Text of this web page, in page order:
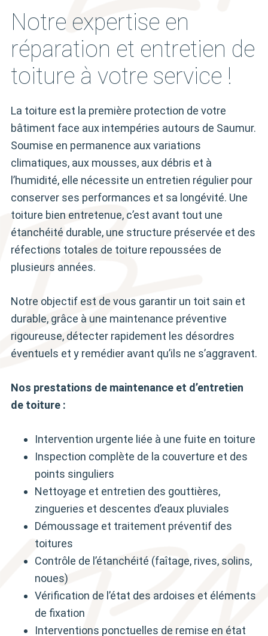
Notre expertise en
réparation et entretien de
toiture à votre service !
La toiture est la première protection de votre
bâtiment face aux intempéries autours de Saumur.
Soumise en permanence aux variations
climatiques, aux mousses, aux débris et à
l’humidité, elle nécessite un entretien régulier pour
conserver ses performances et sa longévité. Une
toiture bien entretenue, c’est avant tout une
étanchéité durable, une structure préservée et des
réfections totales de toiture repoussées de
plusieurs années.
Notre objectif est de vous garantir un toit sain et
durable, grâce à une maintenance préventive
rigoureuse, détecter rapidement les désordres
éventuels et y remédier avant qu’ils ne s’aggravent.
Nos prestations de maintenance et d’entretien
de toiture :
Intervention urgente liée à une fuite en toiture
Inspection complète de la couverture et des
points singuliers
Nettoyage et entretien des gouttières,
zingueries et descentes d’eaux pluviales
Démoussage et traitement préventif des
toitures
Contrôle de l’étanchéité (faîtage, rives, solins,
noues)
Vérification de l’état des ardoises et éléments
de fixation
Interventions ponctuelles de remise en état